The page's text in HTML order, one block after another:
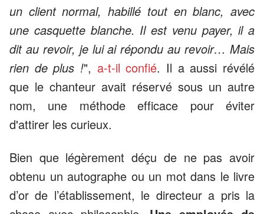
un client normal, habillé tout en blanc, avec
une casquette blanche. Il est venu payer, il a
dit au revoir, je lui ai répondu au revoir… Mais
rien de plus !", a-t-il confié. Il a aussi révélé
que le chanteur avait réservé sous un autre
nom, une méthode efficace pour éviter
d'attirer les curieux.
Bien que légèrement déçu de ne pas avoir
obtenu un autographe ou un mot dans le livre
d’or de l’établissement, le directeur a pris la